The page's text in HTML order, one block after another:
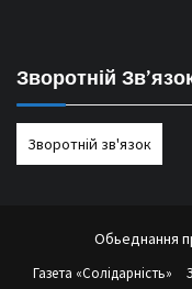
Зворотній
Зворотній зв'язок
Обьеднання
Газета «Солідарність»